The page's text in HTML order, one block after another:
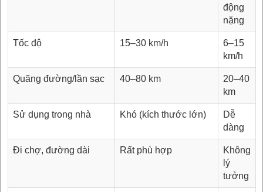
động
nặng
Tốc độ 15–30 km/h
6–15
km/h
Quãng đường/lần sạc 40–80 km
20–40
km
Sử dụng trong nhà Khó (kích thước lớn)
Dễ
dàng
Đi chợ, đường dài Rất phù hợp
Không
lý
tưởng